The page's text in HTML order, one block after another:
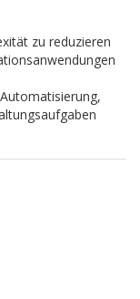
zu reduzieren